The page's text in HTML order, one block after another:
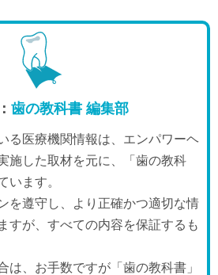
歯の教科書 編集部
る医療機関情報は、エンパワーヘ
施した取材を元に、「歯の教科
います。
を遵守し、より正確かつ適切な情
すが、すべての内容を保証するも
は、お手数ですが「歯の教科書」